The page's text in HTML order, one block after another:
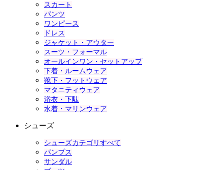
スカート
パンツ
ワンピース
ドレス
ジャケット・アウター
スーツ・フォーマル
オールインワン・セットアップ
下着・ルームウェア
靴下・フットウェア
マタニティウェア
浴衣・下駄
水着・マリンウェア
シューズ
シューズカテゴリすべて
パンプス
サンダル